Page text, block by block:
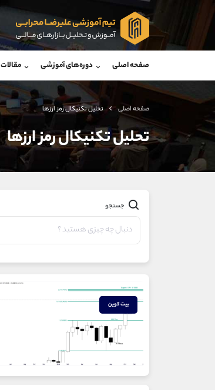
صفحه اصلی دوره‌های آموزشی مقالات
صفحه اصلی تحلیل تکنیکال رمز ارزها
تحلیل تکنیکال رمز ارزها
جستجو
بیت کوین
واتساپ شروع گفتگو
@Armteam_admin_por
داخلی 107
اطلاعات تماس (دفتر فروش)
بدون پیش شماره
کانال تلگرام
کانال بله